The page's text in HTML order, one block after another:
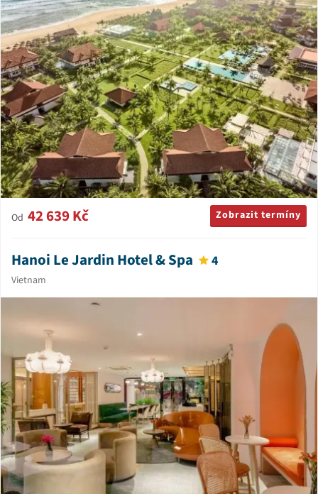
Od 42 639 Kč Zobrazit termíny
Hanoi Le Jardin Hotel & Spa 4
Vietnam